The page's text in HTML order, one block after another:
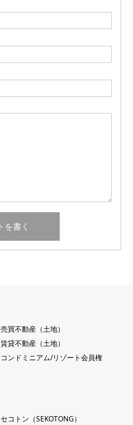
売買不動産（土地）
賃貸不動産（土地）
コンドミニアム/リゾート会員権
セコトン（SEKOTONG）